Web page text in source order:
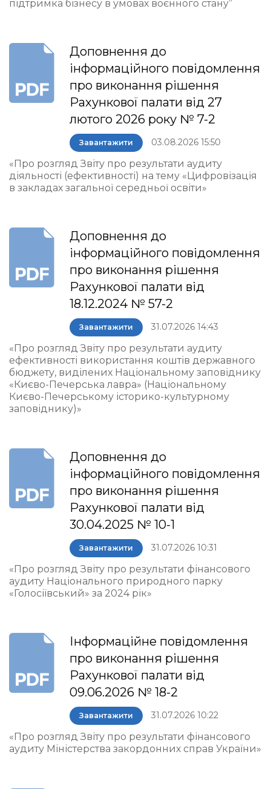
підтримка бізнесу в умовах воєнного стану”
Доповнення до
інформаційного повідомлення
про виконання рішення
Рахункової палати від 27
лютого 2026 року № 7-2
Завантажити 03.08.2026 15:50
«Про розгляд Звіту про результати аудиту
діяльності (ефективності) на тему «Цифровізація
в закладах загальної середньої освіти»
Доповнення до
інформаційного повідомлення
про виконання рішення
Рахункової палати від
18.12.2024 № 57-2
Завантажити 31.07.2026 14:43
«Про розгляд Звіту про результати аудиту
ефективності використання коштів державного
бюджету, виділених Національному заповіднику
«Києво-Печерська лавра» (Національному
Києво-Печерському історико-культурному
заповіднику)»
Доповнення до
інформаційного повідомлення
про виконання рішення
Рахункової палати від
30.04.2025 № 10-1
Завантажити 31.07.2026 10:31
«Про розгляд Звіту про результати фінансового
аудиту Національного природного парку
«Голосіївський» за 2024 рік»
Інформаційне повідомлення
про виконання рішення
Рахункової палати від
09.06.2026 № 18-2
Завантажити 31.07.2026 10:22
«Про розгляд Звіту про результати фінансового
аудиту Міністерства закордонних справ України»